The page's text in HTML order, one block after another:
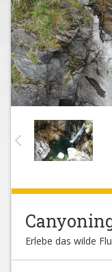
Erlebe das wilde